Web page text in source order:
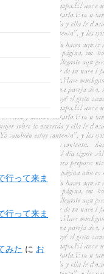
行って来ま
行って来ま
みた に お